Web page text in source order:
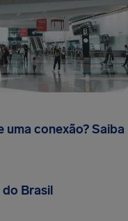
conexão? Saiba
Brasil